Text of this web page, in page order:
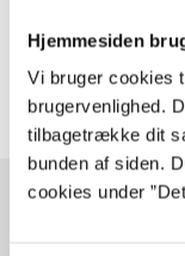
Hjemmesiden
Vi bruger cookies
brugervenlighed.
tilbagetrække dit
bunden af siden.
cookies under
Artiklerne i